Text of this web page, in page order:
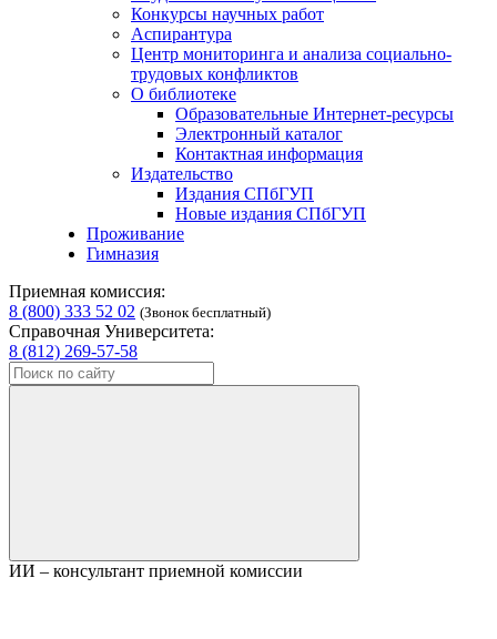
Конкурсы научных работ
Аспирантура
Центр мониторинга и анализа социально-
трудовых конфликтов
О библиотеке
Образовательные Интернет-ресурсы
Электронный каталог
Контактная информация
Издательство
Издания СПбГУП
Новые издания СПбГУП
Проживание
Гимназия
Приемная комиссия:
8 (800) 333 52 02 (Звонок бесплатный)
Справочная Университета:
8 (812) 269-57-58
ИИ – консультант приемной комиссии